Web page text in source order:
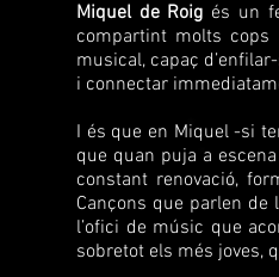
Miquel de Roig és un
compartint molts
musical, capaç
i connectar
I és que en Miquel -si
que quan puja a
constant renovació,
Cançons que parlen
l’ofici de músic que
sobretot els més joves,